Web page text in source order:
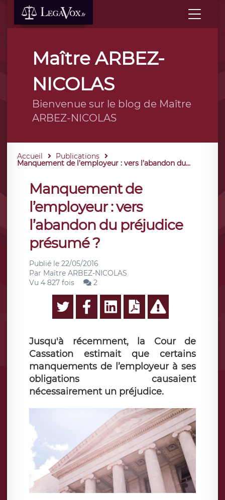
Maître ARBEZ-
NICOLAS
Bienvenue sur le blog de Maître
ARBEZ-NICOLAS
Accueil Publications
Manquement de l’employeur : vers l’abandon du...
Manquement de
l’employeur : vers
l’abandon du préjudice
présumé ?
Publié le 22/05/2016
Par Maître ARBEZ-NICOLAS
Vu 4 827 fois
2
Jusqu'à récemment, la Cour de
Cassation estimait que certains
manquements de l’employeur à ses
obligations causaient
nécessairement un préjudice.